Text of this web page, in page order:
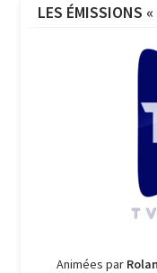
LES ÉMISSIONS
Animées par